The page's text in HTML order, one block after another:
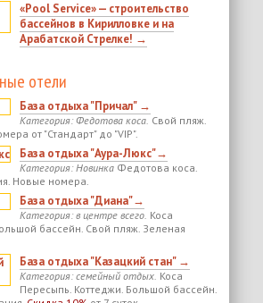
«Pool Service» — строительство
бассейнов в Кирилловке и на
Арабатской Стрелке! →
отели
База отдыха "Причал" →
Категория: Федотова коса. Свой пляж.
от "Стандарт" до "VIP".
База отдыха "Аура-Люкс"→
Категория: НовинкаФедотова коса.
Новые номера.
База отдыха "Диана"→
Категория: в центре всего. Коса
бассейн. Свой пляж. Зеленая
База отдыха "Казацкий стан" →
Категория: семейный отдых. Коса
Пересыпь. Коттеджи. Большой бассейн.